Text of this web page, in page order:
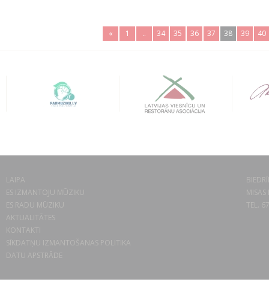
« 1 .. 34 35 36 37 38 39 40
LAIPA
ES IZMANTOJU MŪZIKU
ES RADU MŪZIKU
AKTUALITĀTES
KONTAKTI
SĪKDATŅU IZMANTOŠANAS POLITIKA
DATU APSTRĀDE
TEL.